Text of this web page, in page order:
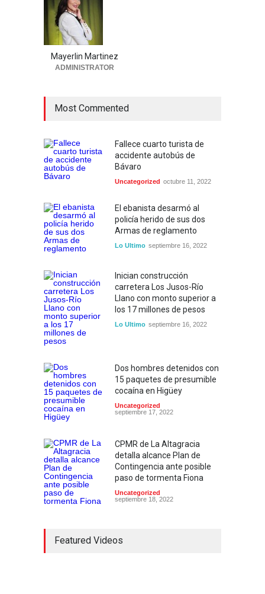
Mayerlin Martinez
ADMINISTRATOR
Most Commented
Fallece cuarto turista de
accidente autobús de
Bávaro
Uncategorized octubre 11, 2022
El ebanista desarmó al
policía herido de sus dos
Armas de reglamento
Lo Ultimo septiembre 16, 2022
Inician construcción
carretera Los Jusos-Río
Llano con monto superior a
los 17 millones de pesos
Lo Ultimo septiembre 16, 2022
Dos hombres detenidos con
15 paquetes de presumible
cocaína en Higüey
Uncategorized
septiembre 17, 2022
CPMR de La Altagracia
detalla alcance Plan de
Contingencia ante posible
paso de tormenta Fiona
Uncategorized
septiembre 18, 2022
Featured Videos